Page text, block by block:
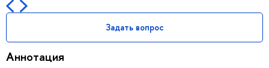
Задать вопрос
Аннотация